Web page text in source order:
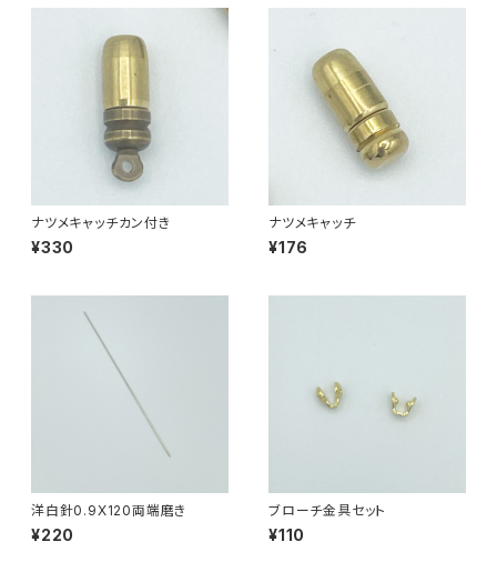
ナツメキャッチカン付き
¥330
ナツメキャッチ
¥176
洋白針0.9X120両端磨き
¥220
ブローチ金具セット
¥110